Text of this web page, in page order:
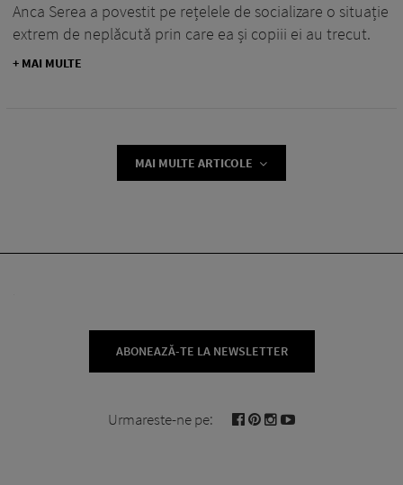
Anca Serea a povestit pe rețelele de socializare o situație
extrem de neplăcută prin care ea și copiii ei au trecut.
+ MAI MULTE
MAI MULTE ARTICOLE
ABONEAZĂ-TE LA NEWSLETTER
Urmareste-ne pe: